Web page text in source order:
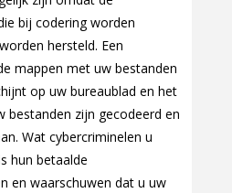
bij codering worden
hersteld. Een
mappen met uw bestanden
op uw bureaublad en het
bestanden zijn gecodeerd en
Wat cybercriminelen u
hun betaalde
en waarschuwen dat u uw